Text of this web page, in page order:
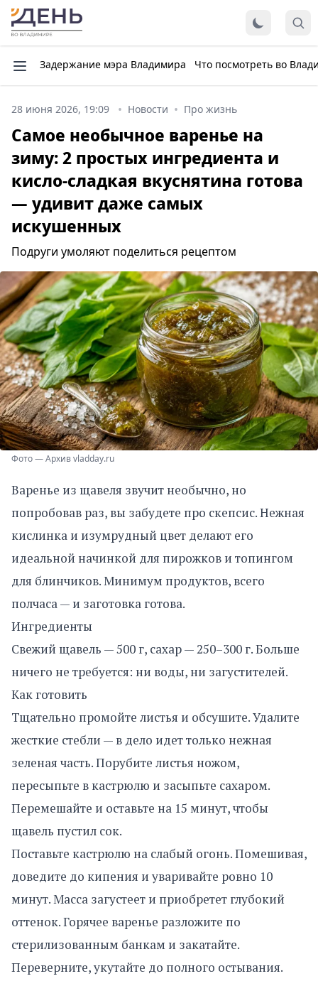
Задержание мэра Владимира Что посмотреть во
28 июня 2026, 19:09 Новости Про жизнь
Самое необычное варенье на
зиму: 2 простых ингредиента и
кисло-сладкая вкуснятина готова
— удивит даже самых
искушенных
Подруги умоляют поделиться рецептом
Фото — Архив vladday.ru
Варенье из щавеля звучит необычно, но
попробовав раз, вы забудете про скепсис. Нежная
кислинка и изумрудный цвет делают его
идеальной начинкой для пирожков и топингом
для блинчиков. Минимум продуктов, всего
полчаса — и заготовка готова.
Ингредиенты
Свежий щавель — 500 г, сахар — 250–300 г. Больше
ничего не требуется: ни воды, ни загустителей.
Как готовить
Тщательно промойте листья и обсушите. Удалите
жесткие стебли — в дело идет только нежная
зеленая часть. Порубите листья ножом,
пересыпьте в кастрюлю и засыпьте сахаром.
Перемешайте и оставьте на 15 минут, чтобы
щавель пустил сок.
Поставьте кастрюлю на слабый огонь. Помешивая,
доведите до кипения и уваривайте ровно 10
минут. Масса загустеет и приобретет глубокий
оттенок. Горячее варенье разложите по
стерилизованным банкам и закатайте.
Переверните, укутайте до полного остывания.